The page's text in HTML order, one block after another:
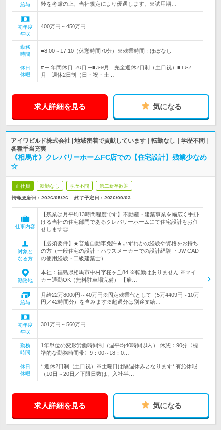
給与
齢を考慮の上、当社規定により優遇します。※試用期…
初年度
年収
400万円～450万円
勤務
時間
■8:00～17:10（休憩時間70分）※残業時間：ほぼなし
休日
休暇
# ─ 年間休日120日 ─■3-9月 完全週休2日制（土日祝）■10-2
月 週休2日制（日・祝・土…
求人詳細を見る 気になる
アイワビルド株式会社 | 地域密着で貢献しています｜転勤なし｜学歴不問｜
各種手当充実
《相馬市》クレバリーホームFC店での【住宅設計】残業少なめ
☆
正社員 転勤なし 学歴不問 第二新卒歓迎
情報更新日：2026/05/26 終了予定日： 2026/09/03
仕事内容
【残業は月平均13時間程度です】不動産・建築事業を幅広く手掛
ける当社の住宅部門であるクレバリーホームにて住宅設計をお任
せします◎
対象と
なる方
【必須要件】★普通自動車免許★いずれかの経験や資格をお持ち
の方（一般住宅の設計・ハウスメーカーでの設計経験 ・JW CAD
の使用経験・二級建築士）
勤務地
本社：福島県相馬市中村字桜ヶ丘84 ※転勤はありません ※マイ
カー通勤OK（無料駐車場完備） 【雇…
給与
月給22万8000円～40万円※固定残業代として（5万4409円～10万
円／42時間分）を含みます※超過分は別途支給…
初年度
年収
301万円～560万円
勤務
時間
1年単位の変形労働時間制（週平均40時間以内） 休憩：90分〈標
準的な勤務時間帯〉9：00～18：0…
休日
休暇
* 週休2日制（土日祝）※土曜日は隔週休みとなります* 有給休暇
（10日～20日／下限日数は、入社半…
求人詳細を見る 気になる